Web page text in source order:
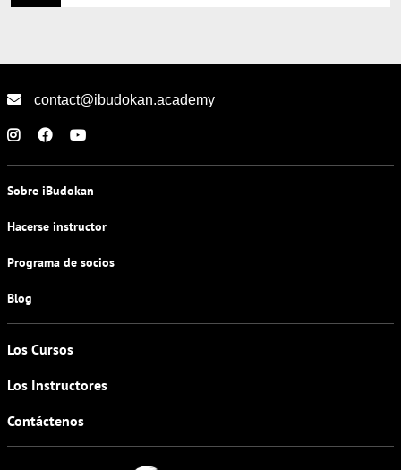
Los Cursos
Los Instructores
Contáctenos
Sobre iBudokan
Hacerse instructor
Programa de socios
Blog
contact@ibudokan.academy